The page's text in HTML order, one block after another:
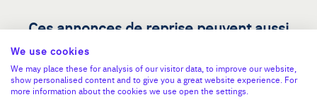
Ces annonces de reprise peuvent aussi
We use cookies
We may place these for analysis of our visitor data, to improve our website,
show personalised content and to give you a great website experience. For
more information about the cookies we use open the settings.